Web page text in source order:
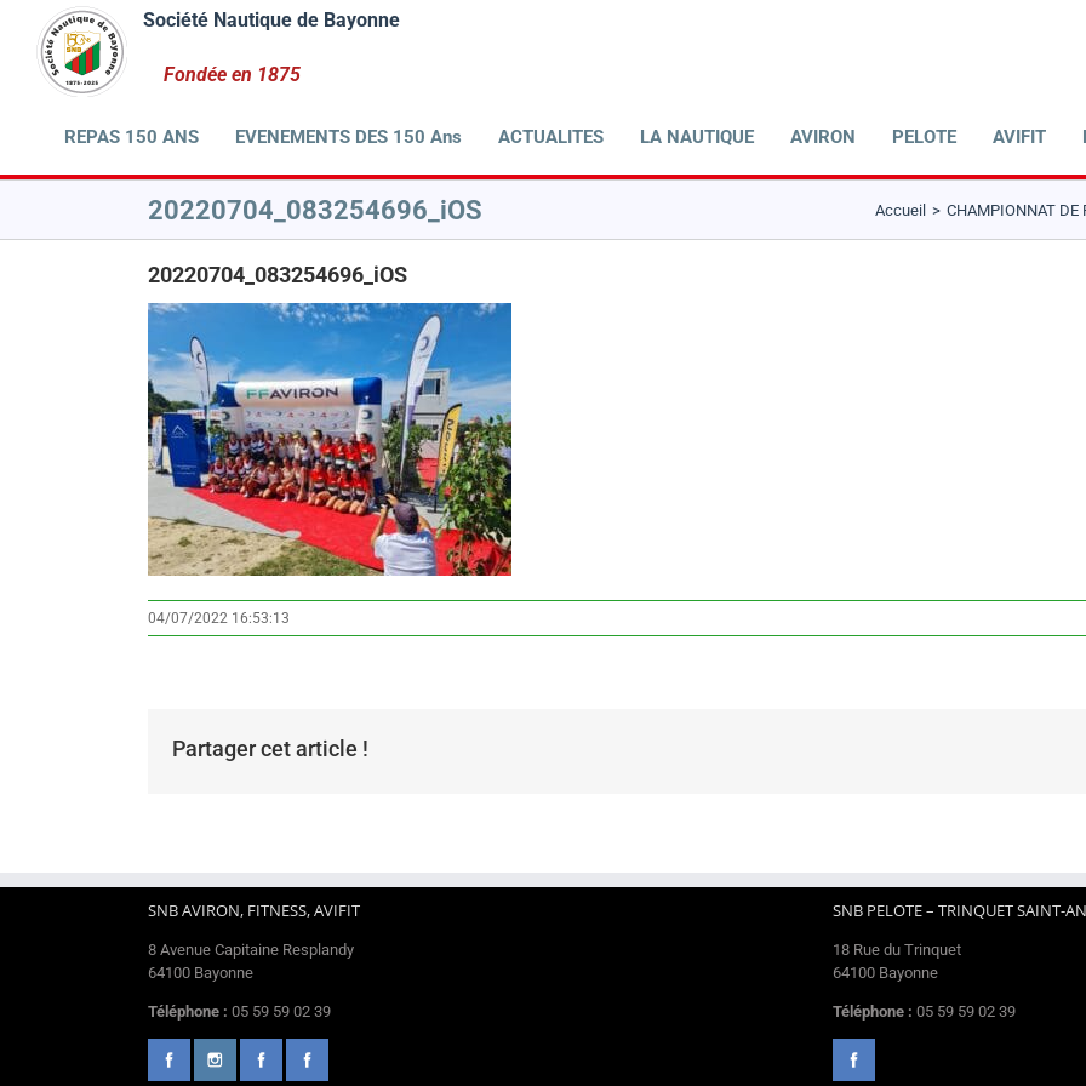
contenu
REPAS 150 ANS EVENEMENTS DES 150 Ans ACTUALITES LA NAUTIQUE AVIRON PELOTE AVIFIT
20220704_083254696_iOS Accueil CHAMPIONNAT DE
20220704_083254696_iOS
04/07/2022 16:53:13
Partager cet article !
SNB AVIRON, FITNESS, AVIFIT
8 Avenue Capitaine Resplandy
64100 Bayonne
Téléphone : 05 59 59 02 39
SNB PELOTE – TRINQUET SAINT-
18 Rue du Trinquet
64100 Bayonne
Téléphone : 05 59 59 02 39